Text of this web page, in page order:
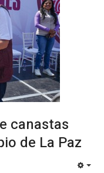
canastas
de La Paz